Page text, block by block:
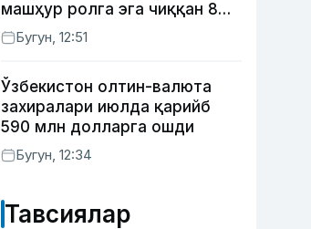
машҳур ролга эга чиққан 8
актёр
Бугун, 12:51
Ўзбекистон олтин-валюта
захиралари июлда қарийб
590 млн долларга ошди
Бугун, 12:34
Тавсиялар